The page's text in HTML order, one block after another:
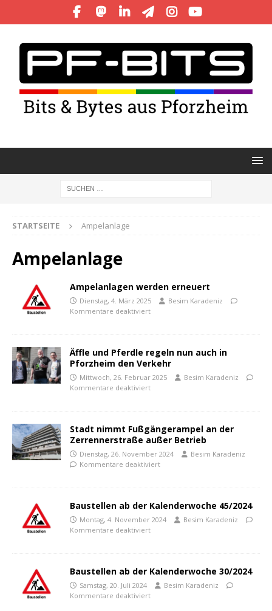
STARTSEITE Ampelanlage
Ampelanlage
Ampelanlagen werden erneuert
Dienstag, 4. März 2025
Besim Karadeniz
Kommentare deaktiviert
Äffle und Pferdle regeln nun auch in
Pforzheim den Verkehr
Mittwoch, 26. Februar 2025
Besim Karadeniz
Kommentare deaktiviert
Stadt nimmt Fußgängerampel an der
Zerrennerstraße außer Betrieb
Dienstag, 26. November 2024
Besim Karadeniz
Kommentare deaktiviert
Baustellen ab der Kalenderwoche 45/2024
Montag, 4. November 2024
Besim Karadeniz
Kommentare deaktiviert
Baustellen ab der Kalenderwoche 30/2024
Samstag, 20. Juli 2024
Besim Karadeniz
Kommentare deaktiviert